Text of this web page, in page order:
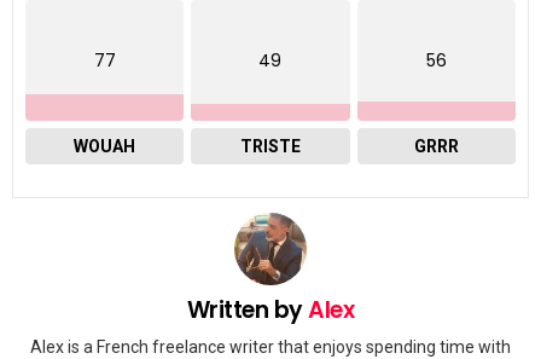
77
WOUAH
49
TRISTE
56
GRRR
Written byAlex
Alex is a French freelance writer that enjoys spending time with